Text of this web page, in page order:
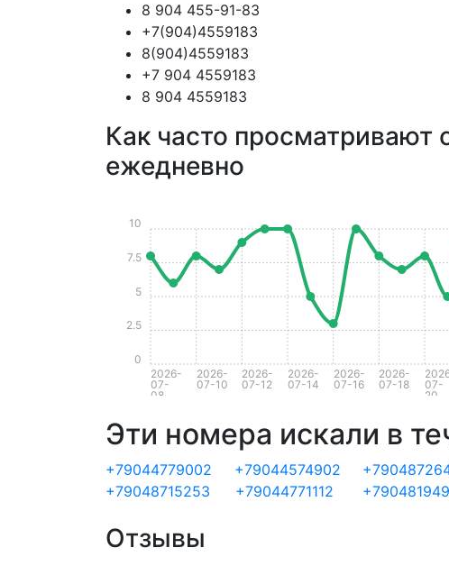
8 904 455-91-83
+7(904)4559183
8(904)4559183
+7 904 4559183
8 904 4559183
Как часто
ежедневно
2026-
07-
08
2026-
07-10
2026-
07-12
2026-
07-14
2026-
07-16
2026-
07-18
07-
20
0
2.5
5
7.5
10
Эти номера искали в
+79044779002 +79044574902
+79048715253
+79044771112
Отзывы